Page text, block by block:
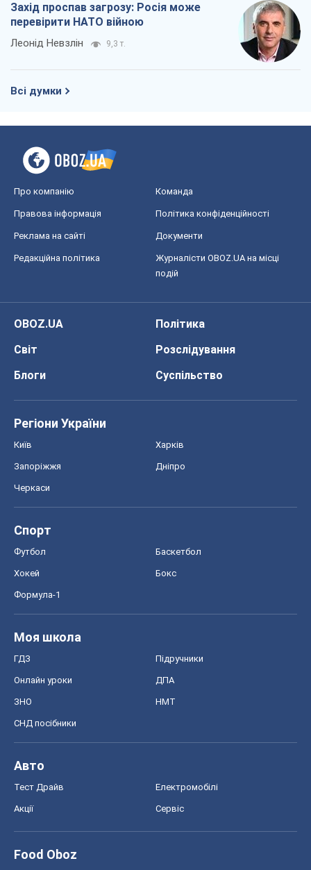
Захід проспав загрозу: Росія може
перевірити НАТО війною
Леонід Невзлін 9,3 т.
Всі думки
Про компанію Команда
Правова інформація Політика конфіденційності
Реклама на сайті Документи
Редакційна політика
Журналісти OBOZ.UA на місці
подій
OBOZ.UA
Політика
Світ
Розслідування
Блоги
Суспільство
Регіони України
Київ Харків
Запоріжжя Дніпро
Черкаси
Спорт
Футбол Баскетбол
Хокей Бокс
Формула-1
Моя школа
ГДЗ Підручники
Онлайн уроки ДПА
ЗНО НМТ
СНД посібники
Авто
Тест Драйв Електромобілі
Акції Сервіс
Food Oboz